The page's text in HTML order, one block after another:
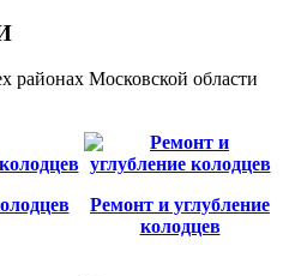
районах Московской области
Ремонт и углубление
колодцев